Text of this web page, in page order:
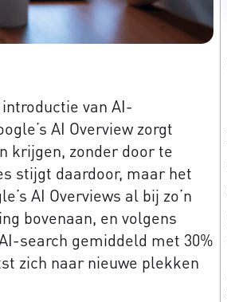
van AI-
AI Overview zorgt
krijgen, zonder door te
stijgt daardoor, maar het
AI Overviews al bij zo’n
bovenaan, en volgens
search gemiddeld met 30%
zich naar nieuwe plekken